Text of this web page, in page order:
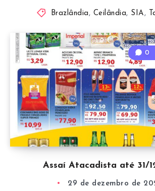
Brazlândia , Ceilândia, SIA ,
Assaí Atacadista até 31/
0
29 de dezembro de